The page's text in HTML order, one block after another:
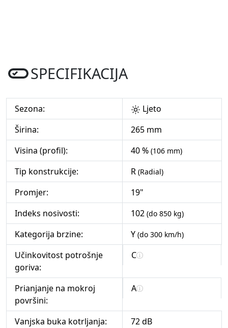
SPECIFIKACIJA
Sezona:
Ljeto
Širina:
265 mm
Visina (profil):
40 % (106 mm)
Tip konstrukcije: R (Radial)
Promjer:
19"
Indeks nosivosti:
102 (do 850 kg)
Kategorija brzine: Y (do 300 km/h)
Učinkovitost potrošnje
goriva:
C
Prianjanje na mokroj
površini:
A
Vanjska buka kotrljanja:
72 dB